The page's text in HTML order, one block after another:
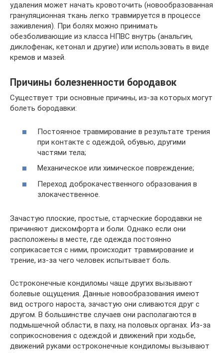
удаления может начать кровоточить (новообразованная
грануляционная ткань легко травмируется в процессе
заживления). При болях можно принимать
обезболивающие из класса НПВС внутрь (анальгин,
диклофенак, кетонал и другие) или использовать в виде
кремов и мазей.
Причины болезненности бородавок
Существует три основные причины, из-за которых могут
болеть бородавки:
Постоянное травмирование в результате трения
при контакте с одеждой, обувью, другими
частями тела;
Механическое или химическое повреждение;
Переход доброкачественного образования в
злокачественное.
Зачастую плоские, простые, старческие бородавки не
причиняют дискомфорта и боли. Однако если они
расположены в месте, где одежда постоянно
соприкасается с ними, происходит травмирование и
трение, из-за чего человек испытывает боль.
Остроконечные кондиломы чаще других вызывают
болевые ощущения. Данные новообразования имеют
вид острого нароста, зачастую они сливаются друг с
другом. В большинстве случаев они располагаются в
подмышечной области, в паху, на половых органах. Из-за
соприкосновения с одеждой и движений при ходьбе,
движений руками остроконечные кондиломы вызывают